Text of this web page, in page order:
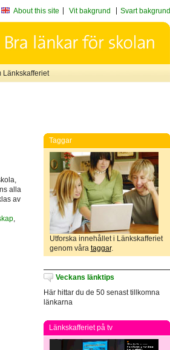
About this site Vit bakgrund Svart bakgrund
Länkskafferiet
alla
av
,
Taggar
Utforska innehållet i Länkskafferiet
genom våra taggar.
Veckans länktips
Här hittar du de 50 senast tillkomna
länkarna
Länkskafferiet på tv